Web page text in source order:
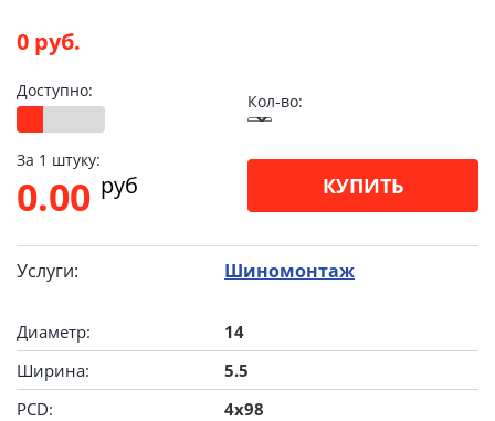
0 руб.
Доступно:
Кол-во:
За 1 штуку:
0.00 pуб КУПИТЬ
Услуги: Шиномонтаж
Диаметр:
14
Ширина:
5.5
PCD:
4x98